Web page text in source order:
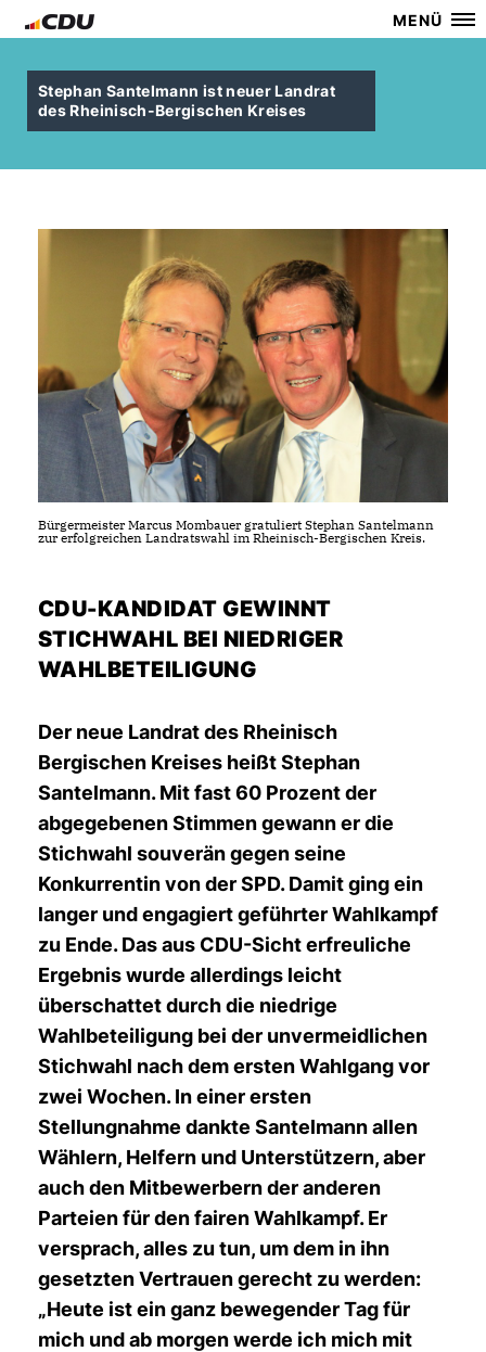
MENÜ
Stephan Santelmann ist neuer Landrat
des Rheinisch-Bergischen Kreises
Bürgermeister Marcus Mombauer gratuliert Stephan Santelmann
zur erfolgreichen Landratswahl im Rheinisch-Bergischen Kreis.
CDU-KANDIDAT GEWINNT
STICHWAHL BEI NIEDRIGER
WAHLBETEILIGUNG
Der neue Landrat des Rheinisch
Bergischen Kreises heißt Stephan
Santelmann. Mit fast 60 Prozent der
abgegebenen Stimmen gewann er die
Stichwahl souverän gegen seine
Konkurrentin von der SPD. Damit ging ein
langer und engagiert geführter Wahlkampf
zu Ende. Das aus CDU-Sicht erfreuliche
Ergebnis wurde allerdings leicht
überschattet durch die niedrige
Wahlbeteiligung bei der unvermeidlichen
Stichwahl nach dem ersten Wahlgang vor
zwei Wochen. In einer ersten
Stellungnahme dankte Santelmann allen
Wählern, Helfern und Unterstützern, aber
auch den Mitbewerbern der anderen
Parteien für den fairen Wahlkampf. Er
versprach, alles zu tun, um dem in ihn
gesetzten Vertrauen gerecht zu werden:
Heute ist ein ganz bewegender Tag für
mich und ab morgen werde ich mich mit